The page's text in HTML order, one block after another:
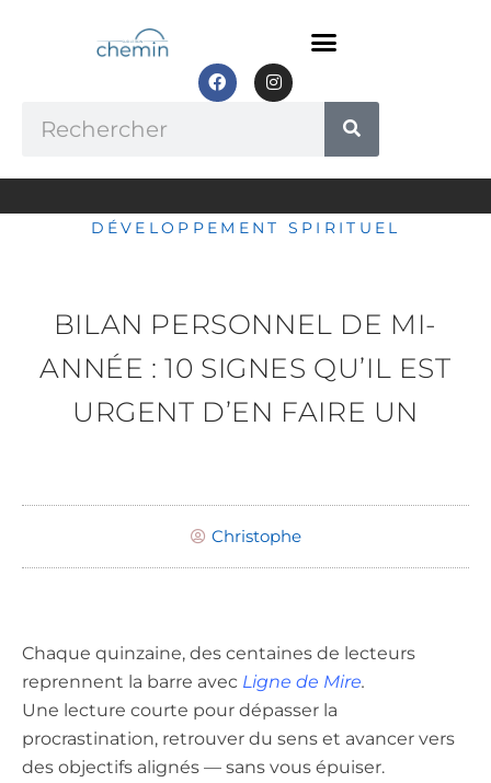
F
a
c
o
I
n
s
r
m
DÉVELOPPEMENT SPIRITUEL
BILAN PERSONNEL DE MI-
ANNÉE : 10 SIGNES QU’IL EST
URGENT D’EN FAIRE UN
Christophe
Chaque quinzaine, des centaines de lecteurs
reprennent la barre avec Ligne de Mire.
Une lecture courte pour dépasser la
procrastination, retrouver du sens et avancer vers
des objectifs alignés — sans vous épuiser.